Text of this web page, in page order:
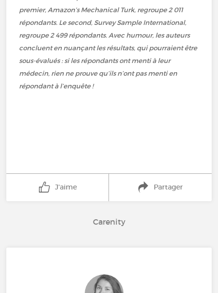
premier, Amazon’s Mechanical Turk, regroupe 2 011
répondants. Le second, Survey Sample International,
regroupe 2 499 répondants. Avec humour, les auteurs
concluent en nuançant les résultats, qui pourraient être
sous-évalués : si les répondants ont menti à leur
médecin, rien ne prouve qu’ils n’ont pas menti en
répondant à l’enquête !
J'aime Partager
Carenity